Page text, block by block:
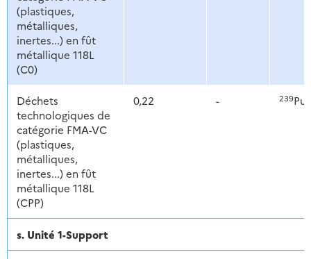
(plastiques,
métalliques,
inertes...) en fût
métallique 118L
(C0)
Déchets
technologiques de
catégorie FMA-VC
(plastiques,
métalliques,
inertes...) en fût
métallique 118L
(CPP)
0,22 - 239Pu,
s. Unité 1-Support